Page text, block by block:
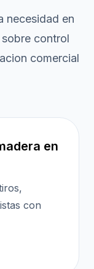
necesidad en
control
comercial
en
con